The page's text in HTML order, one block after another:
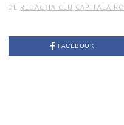
DE REDACȚIA CLUJCAPITALA.RO
FACEBOOK